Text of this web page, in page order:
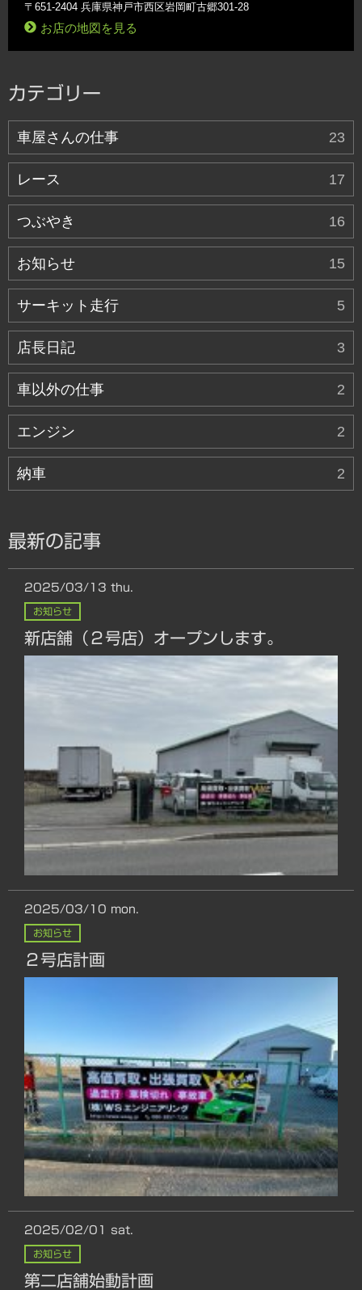
〒651-2404 兵庫県神戸市西区岩岡町古郷301-28
お店の地図を見る
カテゴリー
車屋さんの仕事 23
レース 17
つぶやき 16
お知らせ 15
サーキット走行 5
店長日記 3
車以外の仕事 2
エンジン 2
納車 2
最新の記事
2025/03/13 thu.
お知らせ
新店舗（２号店）オープンします。
2025/03/10 mon.
お知らせ
２号店計画
2025/02/01 sat.
お知らせ
第二店舗始動計画